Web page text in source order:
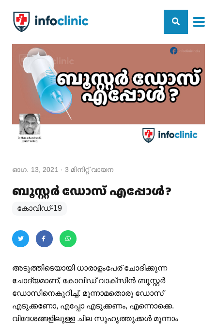
ഓഗ. 13, 2021 ·3 മിനിറ്റ് വായന
ബൂസ്റ്റർ ഡോസ് എപ്പോൾ?
കോവിഡ്-19
അടുത്തിടെയായി ധാരാളംപേര് ചോദിക്കുന്ന
ചോദ്യമാണ്, കോവിഡ് വാക്‌സിൻ ബൂസ്റ്റർ
ഡോസിനെകുറിച്ച്. മൂന്നാമതൊരു ഡോസ്
എടുക്കണോ, എപ്പോ എടുക്കണം, എന്നൊക്കെ.
വിദേശങ്ങളിലുള്ള ചില സുഹൃത്തുക്കൾ മൂന്നാം